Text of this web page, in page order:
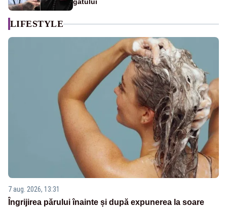
LIFESTYLE
7 aug. 2026, 13:31
Îngrijirea părului înainte și după expunerea la soare